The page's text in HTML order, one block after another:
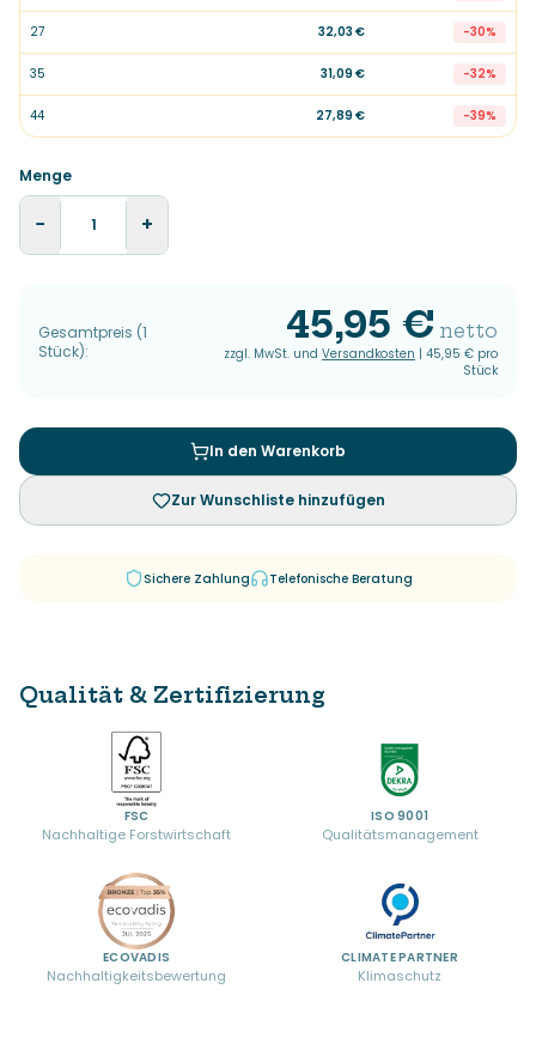
27 32,03 € -30%
35 31,09 € -32%
44 27,89 € -39%
Menge
− +
Gesamtpreis (1
Stück):
45,95 € netto
zzgl. MwSt. und Versandkosten | 45,95 € pro
Stück
In den Warenkorb
Zur Wunschliste hinzufügen
Sichere Zahlung Telefonische Beratung
Qualität & Zertifizierung
FSC
Nachhaltige Forstwirtschaft
ISO 9001
Qualitätsmanagement
ECOVADIS
Nachhaltigkeitsbewertung
CLIMATE PARTNER
Klimaschutz